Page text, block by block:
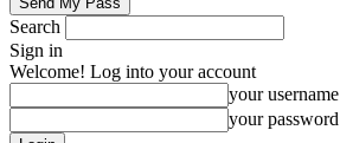
Search
Sign in
Welcome! Log into your account
your username
your password